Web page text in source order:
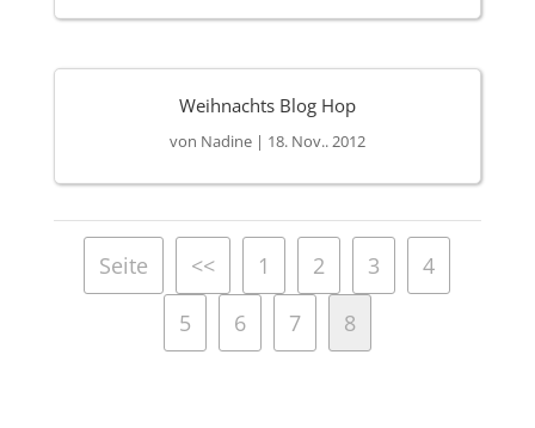
Weihnachts Blog Hop
von Nadine| 18. Nov.. 2012
Seite << 1 2 3
4
5
6 7 8